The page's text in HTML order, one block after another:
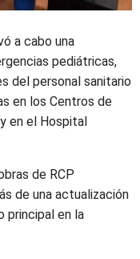
a cabo una
pediátricas,
del personal sanitario
en los Centros de
en el Hospital
de RCP
de una actualización
principal en la